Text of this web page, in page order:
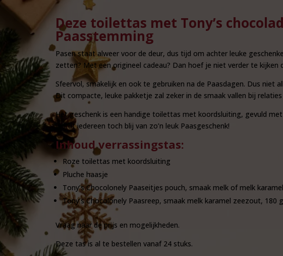
Deze toilettas met Tony’s
Paasstemming
Pasen staat alweer voor de deur, dus tijd om achter leuke
zetten? Met een origineel cadeau? Dan hoef je niet verder te kijken
Sfeervol, smakelijk en ook te gebruiken na de Paasdagen. Dus niet
Dit compacte, leuke pakketje zal zeker in de smaak vallen bij
Het geschenk is een handige toilettas met koordsluiting, gevuld
wordt iedereen toch blij van zo’n leuk Paasgeschenk!
Inhoud verrassingstas:
Roze toilettas met koordsluiting
Pluche haasje
Tony’s Chocolonely Paaseitjes pouch, smaak melk of melk
Tony’s Chocolonely Paasreep, smaak melk karamel zeezout, 180
Vraag naar de prijs en mogelijkheden.
Deze tas is al te bestellen vanaf 24 stuks.